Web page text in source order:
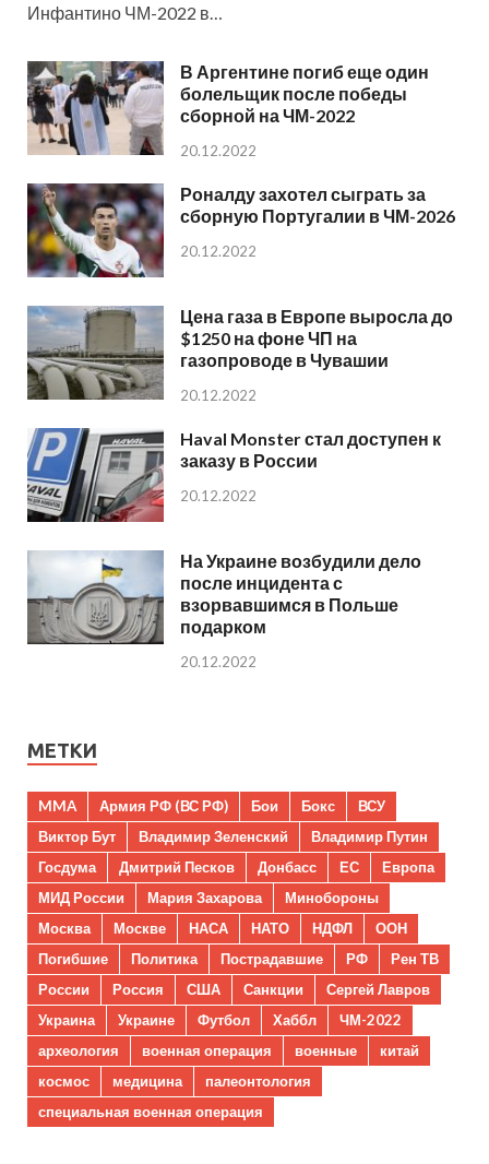
Инфантино ЧМ-2022 в…
В Аргентине погиб еще один
болельщик после победы
сборной на ЧМ-2022
20.12.2022
Роналду захотел сыграть за
сборную Португалии в ЧМ-2026
20.12.2022
Цена газа в Европе выросла до
$1250 на фоне ЧП на
газопроводе в Чувашии
20.12.2022
Haval Monster стал доступен к
заказу в России
20.12.2022
На Украине возбудили дело
после инцидента с
взорвавшимся в Польше
подарком
20.12.2022
МЕТКИ
MMA Армия РФ (ВС РФ) Бои Бокс
ВСУ
Виктор Бут
Владимир Зеленский
Владимир Путин
Госдума
Дмитрий Песков Донбасс ЕС
Европа
МИД России
Мария Захарова
Минобороны
Москва
Москве НАСА НАТО НДФЛ
ООН
Погибшие
Политика Пострадавшие РФ
Рен ТВ
России
Россия США Санкции
Сергей Лавров
Украина
Украине Футбол Хаббл
ЧМ-2022
археология
военная операция военные
китай
космос
медицина
палеонтология
специальная военная операция